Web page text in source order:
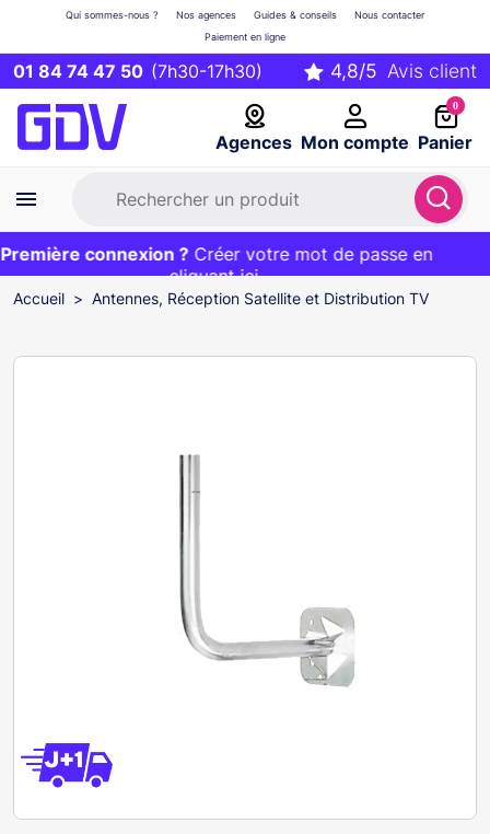
01 84 74 47 50 (7h30-17h30)
Agences Mon compte
Qui sommes-nous ? Nos agences Guides & conseils
Nous contacter
Paiement en ligne
0
Panier
Première commande ?20€ OFFERT sur votre panier
et livraison 24/48h gratuite avec le codeBIENVENUE
connexion ?Créer votre mot de passe en
cliquant ici
EXCLU WEB :
Accueil Antennes, Réception Satellite et Distribution TV